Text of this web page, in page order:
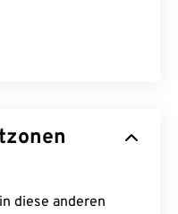
diese anderen